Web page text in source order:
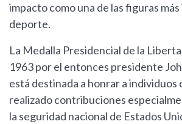
impacto como una de las figuras
deporte.
La Medalla Presidencial de la
1963 por el entonces presidente
está destinada a honrar a individuos
realizado contribuciones
la seguridad nacional de Estados